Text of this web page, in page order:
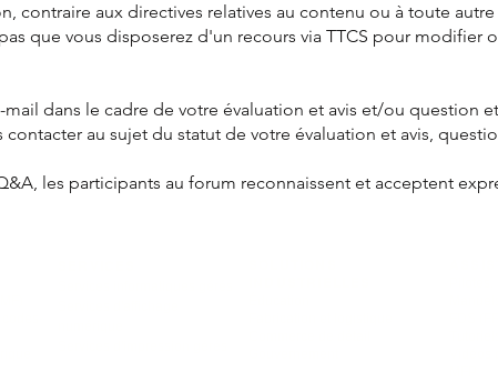
contraire aux directives relatives au contenu ou à toute
que vous disposerez d'un recours via TTCS pour modifier
dans le cadre de votre évaluation et avis et/ou question
au sujet du statut de votre évaluation et avis,
les participants au forum reconnaissent et acceptent